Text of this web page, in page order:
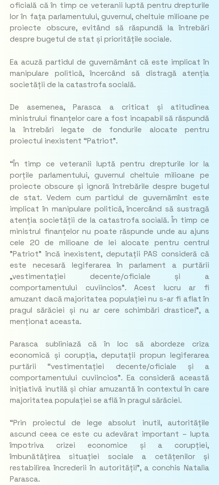
oficială că în timp ce veteranii luptă pentru drepturile
lor în fața parlamentului, guvernul, cheltuie milioane pe
proiecte obscure, evitând să răspundă la întrebări
despre bugetul de stat și prioritățile sociale.
Ea acuză partidul de guvernământ că este implicat în
manipulare politică, încercând să distragă atenția
societății de la catastrofa socială.
De asemenea, Parasca a criticat și atitudinea
ministrului finanțelor care a fost incapabil să răspundă
la întrebări legate de fondurile alocate pentru
proiectul inexistent “Patriot”.
“În timp ce veteranii luptă pentru drepturile lor la
porțile parlamentului, guvernul cheltuie milioane pe
proiecte obscure și ignoră întrebările despre bugetul
de stat. Vedem cum partidul de guvernămînt este
implicat în manipulare politică, încercând să sustragă
atenția societății de la catastrofa socială. În timp ce
ministrul finanțelor nu poate răspunde unde au ajuns
cele 20 de milioane de lei alocate pentru centrul
”Patriot” încă inexistent, deputații PAS consideră că
este necesară legiferarea în parlament a purtării
„vestimentației decente/oficiale și a
comportamentului cuviincios”. Acest lucru ar fi
amuzant dacă majoritatea populației nu s-ar fi aflat în
pragul sărăciei și nu ar cere schimbări drastice!”, a
menționat aceasta.
Parasca subliniază că în loc să abordeze criza
economică și corupția, deputații propun legiferarea
purtării “vestimentației decente/oficiale și a
comportamentului cuviincios”. Ea consideră această
inițiativă inutilă și chiar amuzantă în contextul în care
majoritatea populației se află în pragul sărăciei.
“Prin proiectul de lege absolut inutil, autoritățile
ascund ceea ce este cu adevărat important – lupta
împotriva crizei economice și a corupției,
îmbunătățirea situației sociale a cetățenilor și
restabilirea încrederii în autorități!”, a conchis Natalia
Parasca.